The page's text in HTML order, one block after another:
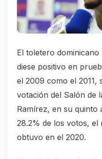
El toletero
diese positivo en
el 2009 como el 2011,
votación del Salón de
Ramírez, en su quinto
28.2% de los votos, el
obtuvo en el 2020.